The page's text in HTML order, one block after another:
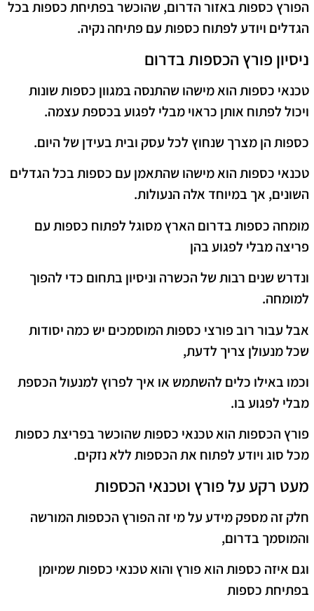
הפורץ כספות באזור הדרום, שהוכשר בפתיחת כספות בכל
הגדלים ויודע לפתוח כספות עם פתיחה נקיה.
ניסיון פורץ הכספות בדרום
טכנאי כספות הוא מישהו שהתנסה במגוון כספות שונות
ויכול לפתוח אותן כראוי מבלי לפגוע בכספת עצמה.
כספות הן מצרך שנחוץ לכל עסק ובית בעידן של היום.
טכנאי כספות הוא מישהו שהתאמן עם כספות בכל הגדלים
השונים, אך במיוחד אלה הנעולות.
מומחה כספות בדרום הארץ מסוגל לפתוח כספות עם
פריצה מבלי לפגוע בהן
ונדרש שנים רבות של הכשרה וניסיון בתחום כדי להפוך
למומחה.
אבל עבור רוב פורצי כספות המוסמכים יש כמה יסודות
שכל מנעולן צריך לדעת,
וכמו באילו כלים להשתמש או איך לפרוץ למנעול הכספת
מבלי לפגוע בו.
פורץ הכספות הוא טכנאי כספות שהוכשר בפריצת כספות
מכל סוג ויודע לפתוח את הכספות ללא נזקים.
מעט רקע על פורץ וטכנאי הכספות
חלק זה מספק מידע על מי זה הפורץ הכספות המורשה
והמוסמך בדרום,
וגם איזה כספות הוא פורץ והוא טכנאי כספות שמיומן
בפתיחת כספות